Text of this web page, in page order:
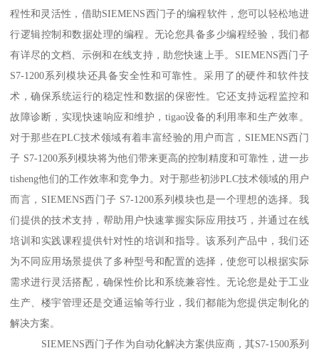
程性和灵活性，借助SIEMENS西门子的编程软件，您可以轻松地进
行逻辑控制和数据处理的编程。无论您具备多少编程经验，我们都
有详尽的文档、示例和在线支持，助您快速上手。SIEMENS西门子
S7-1200系列模块还具备安全性和可靠性。采用了的硬件和软件技
术，确保系统运行的稳定性和数据的保密性。它还支持远程监控和
故障诊断，实现快速响应和维护，tigao设备的利用率和生产效率。
对于那些在PLC技术领域有着丰富经验的用户而言，SIEMENS西门
子 S7-1200系列模块将为他们带来更高的控制精度和可靠性，进一步
tisheng他们的工作效率和竞争力。对于那些初涉PLC技术领域的用户
而言，SIEMENS西门子 S7-1200系列模块也是一个理想的选择。我
们提供的技术支持，帮助用户快速掌握实际应用技巧，并通过在线
培训和实践课程提供针对性的培训和指导。该系列产品中，我们还
为不同应用场景提供了多种型号和配置的选择，使您可以根据实际
需求进行灵活搭配，确保性价比和系统兼容性。无论您是处于工业
生产、楼宇管理还是交通运输等行业，我们都能为您提供定制化的
解决方案。
SIEMENS西门子作为自动化解决方案供应商，其S7-1500系列